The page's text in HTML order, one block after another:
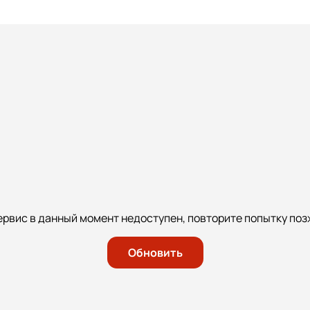
в данный момент недоступен, повторите попытку
Обновить